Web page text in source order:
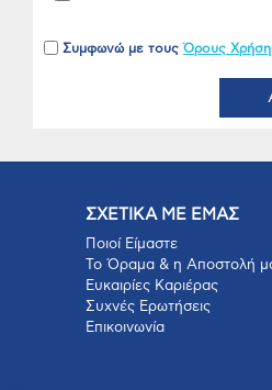
Συμφωνώ με τουςΌρους
ΣΧΕΤΙΚΑ ΜΕ ΕΜΑΣ
Ποιοί Είμαστε
Το Όραμα & η Αποστολή
Ευκαιρίες Καριέρας
Συχνές Ερωτήσεις
Επικοινωνία